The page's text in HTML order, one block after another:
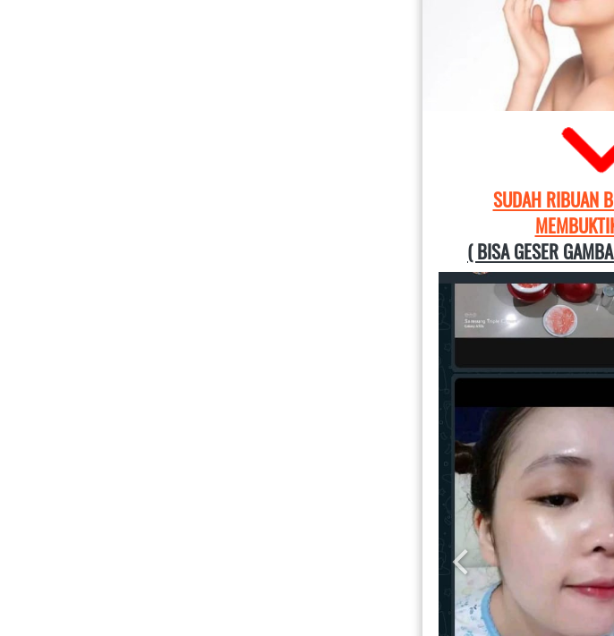
SUDAH RIBUAN
( BISA GESER